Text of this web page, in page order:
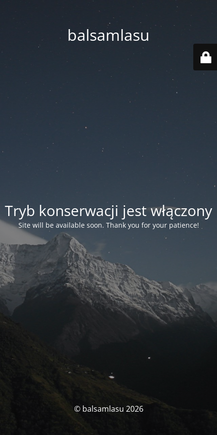
balsamlasu
Tryb konserwacji jest włączony
Site will be available soon. Thank you for your patience!
© balsamlasu 2026